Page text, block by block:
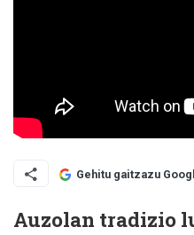
Gehitu gaitzazu
Auzolan tradizio